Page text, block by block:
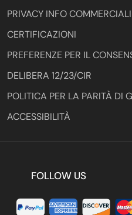
PRIVACY INFO COMMERCIALI
CERTIFICAZIONI
PREFERENZE PER IL
DELIBERA 12/23/CIR
POLITICA PER LA PARITÀ DI
ACCESSIBILITÀ
FOLLOW US